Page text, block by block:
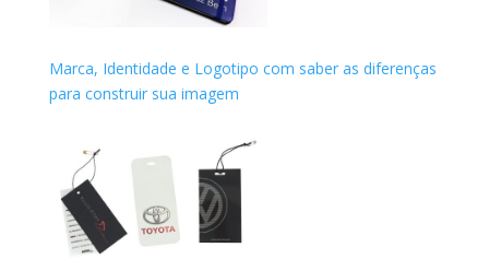
Marca, Identidade e Logotipo com saber as diferenças
para construir sua imagem